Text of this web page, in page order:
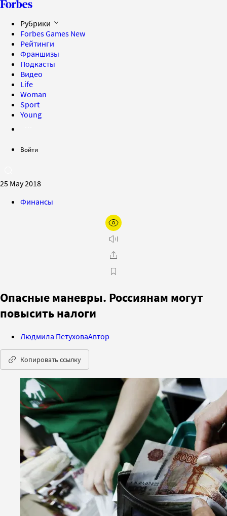
Рубрики
Forbes Games New
Рейтинги
Франшизы
Подкасты
Видео
Life
Woman
Sport
Young
Войти
25 May 2018
Финансы
Опасные маневры. Россиянам могут
повысить налоги
Людмила ПетуховаАвтор
Копировать ссылку